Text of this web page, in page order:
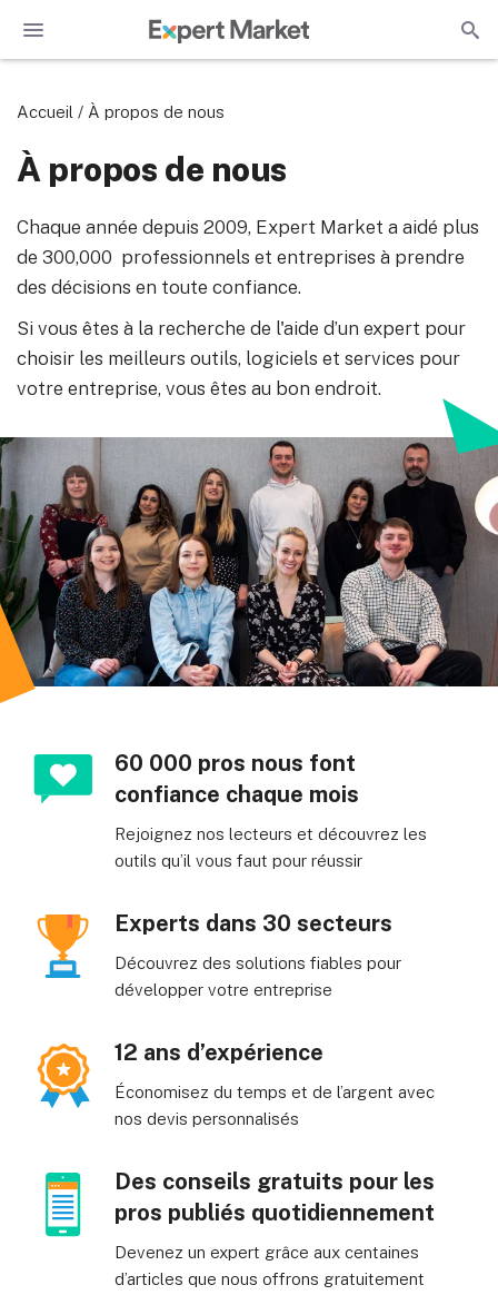
Accueil / À propos de nous
À propos de nous
Chaque année depuis 2009, Expert Market a aidé plus
de 300,000 professionnels et entreprises à prendre
des décisions en toute confiance.
Si vous êtes à la recherche de l'aide d’un expert pour
choisir les meilleurs outils, logiciels et services pour
votre entreprise, vous êtes au bon endroit.
60 000 pros nous font
confiance chaque mois
Rejoignez nos lecteurs et découvrez les
outils qu’il vous faut pour réussir
Experts dans 30 secteurs
Découvrez des solutions fiables pour
développer votre entreprise
12 ans d’expérience
Économisez du temps et de l’argent avec
nos devis personnalisés
Des conseils gratuits pour les
pros publiés quotidiennement
Devenez un expert grâce aux centaines
d’articles que nous offrons gratuitement